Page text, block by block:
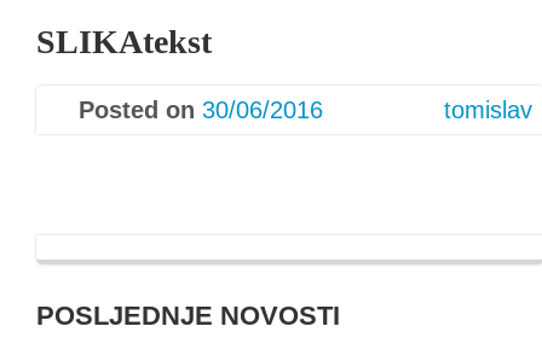
SLIKAtekst
Posted on 30/06/2016 tomislav
POSLJEDNJE NOVOSTI